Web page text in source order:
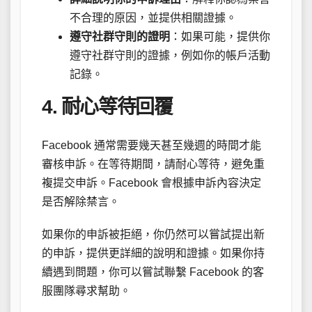
不合理的原因，並提供相關證據。
遵守社群守則的證明 ：如果可能，提供你
遵守社群守則的證據，例如你的帳戶活動
記錄。
4. 耐心等待回覆
Facebook 通常需要幾天甚至幾週的時間才能
審核申訴。在等待期間，請耐心等待，避免重
複提交申訴。Facebook 會根據申訴內容決定
是否解除禁言。
如果你的申訴被拒絕，你仍然可以嘗試提出新
的申訴，提供更詳細的說明和證據。如果你持
續遇到問題，你可以嘗試聯繫 Facebook 的客
服團隊尋求幫助。